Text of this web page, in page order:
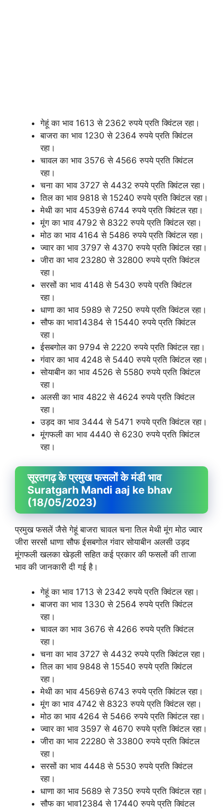
गेहूं का भाव 1613 से 2362 रुपये प्रति क्विंटल रहा।
बाजरा का भाव 1230 से 2364 रुपये प्रति क्विंटल
रहा।
चावल का भाव 3576 से 4566 रुपये प्रति क्विंटल
रहा।
चना का भाव 3727 से 4432 रुपये प्रति क्विंटल रहा।
तिल का भाव 9818 से 15240 रुपये प्रति क्विंटल रहा।
मेथी का भाव 4539से 6744 रुपये प्रति क्विंटल रहा।
मूंग का भाव 4792 से 8322 रुपये प्रति क्विंटल रहा।
मोठ का भाव 4164 से 5486 रुपये प्रति क्विंटल रहा।
ज्वार का भाव 3797 से 4370 रुपये प्रति क्विंटल रहा।
जीरा का भाव 23280 से 32800 रुपये प्रति क्विंटल
रहा।
सरसों का भाव 4148 से 5430 रुपये प्रति क्विंटल
रहा।
धाणा का भाव 5989 से 7250 रुपये प्रति क्विंटल रहा।
सौफ का भाव14384 से 15440 रुपये प्रति क्विंटल
रहा।
ईसबगोल का 9794 से 2220 रुपये प्रति क्विंटल रहा।
गंवार का भाव 4248 से 5440 रुपये प्रति क्विंटल रहा।
सोयाबीन का भाव 4526 से 5580 रुपये प्रति क्विंटल
रहा।
अलसी का भाव 4822 से 4624 रुपये प्रति क्विंटल
रहा।
उड़द का भाव 3444 से 5471 रुपये प्रति क्विंटल रहा।
मूंगफली का भाव 4440 से 6230 रुपये प्रति क्विंटल
रहा।
सूरतगढ़ के प्रमुख फसलों के मंडी भाव
Suratgarh Mandi aaj ke bhav
(18/05/2023)
प्रमुख फसलें जैसे गेहूं बाजरा चावल चना तिल मेथी मूंग मोठ ज्वार
जीरा सरसों धाणा सौफ ईसबगोल गंवार सोयाबीन अलसी उड़द
मूंगफली खलका खेड़ली सहित कई प्रकार की फसलों की ताजा
भाव की जानकारी दी गई है।
गेहूं का भाव 1713 से 2342 रुपये प्रति क्विंटल रहा।
बाजरा का भाव 1330 से 2564 रुपये प्रति क्विंटल
रहा।
चावल का भाव 3676 से 4266 रुपये प्रति क्विंटल
रहा।
चना का भाव 3727 से 4432 रुपये प्रति क्विंटल रहा।
तिल का भाव 9848 से 15540 रुपये प्रति क्विंटल
रहा।
मेथी का भाव 4569से 6743 रुपये प्रति क्विंटल रहा।
मूंग का भाव 4742 से 8323 रुपये प्रति क्विंटल रहा।
मोठ का भाव 4264 से 5466 रुपये प्रति क्विंटल रहा।
ज्वार का भाव 3597 से 4670 रुपये प्रति क्विंटल रहा।
जीरा का भाव 22280 से 33800 रुपये प्रति क्विंटल
रहा।
सरसों का भाव 4448 से 5530 रुपये प्रति क्विंटल
रहा।
धाणा का भाव 5689 से 7350 रुपये प्रति क्विंटल रहा।
सौफ का भाव12384 से 17440 रुपये प्रति क्विंटल